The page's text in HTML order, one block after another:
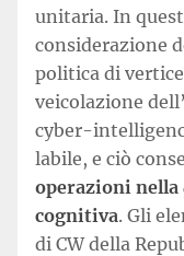
unitaria. In
considerazione
politica di
veicolazione
cyber-
labile, e ciò
operazioni nella
cognitiva. Gli
di CW della